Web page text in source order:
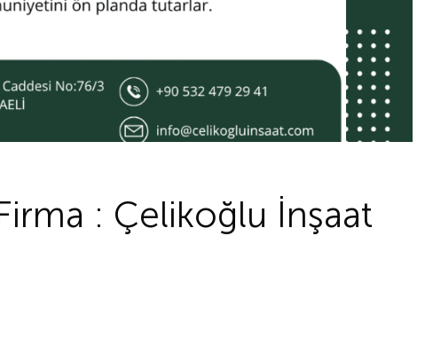
: Çelikoğlu İnşaat